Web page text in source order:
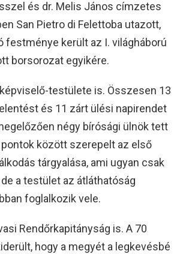
és dr. Melis János címzetes
San Pietro di Felettoba utazott,
festménye került az I. világháború
borsorozat egyikére.
testülete is. Összesen 13
és 11 zárt ülési napirendet
négy bírósági ülnök tett
között szerepelt az első
tárgyalása, ami ugyan csak
a testület az átláthatóság
foglalkozik vele.
Rendőrkapitányság is. A 70
hogy a megyét a legkevésbé